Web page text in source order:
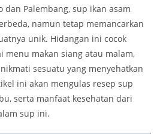
Palembang, sup ikan asam
namun tetap memancarkan
unik. Hidangan ini cocok
menu makan siang atau malam,
sesuatu yang menyehatkan
ini akan mengulas resep sup
serta manfaat kesehatan dari
sup ini.